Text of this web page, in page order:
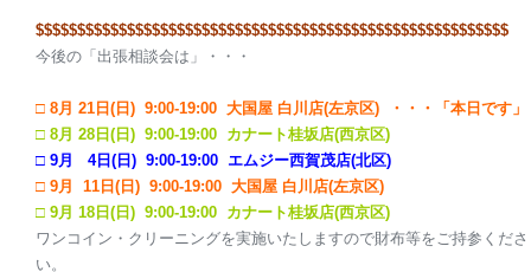
$$$$$$$$$$$$$$$$$$$$$$$$$$$$$$$$$$$$$$$$$$$$$$$$$$$$$$$$$
今後の「出張相談会は」・・・
□ 8月 21日(日) 9:00-19:00 大国屋 白川店(左京区) ・・・「本日です」
□ 8月 28日(日) 9:00-19:00 カナート桂坂店(西京区)
□ 9月 4日(日) 9:00-19:00 エムジー西賀茂店(北区)
□ 9月 11日(日) 9:00-19:00 大国屋 白川店(左京区)
□ 9月 18日(日) 9:00-19:00 カナート桂坂店(西京区)
ワンコイン・クリーニングを実施いたしますので財布等をご持参くださ
い。